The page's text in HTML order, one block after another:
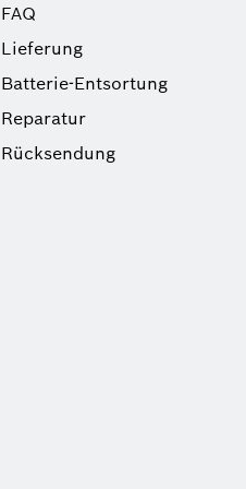
FAQ
Lieferung
Batterie-Entsortung
Reparatur
Rücksendung